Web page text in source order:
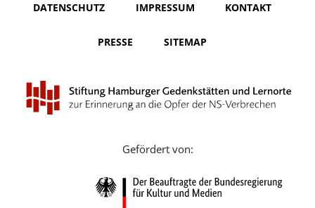
Nederlands
Português
Русский
DATENSCHUTZ IMPRESSUM KONTAKT
PRESSE SITEMAP
Gefördert von: